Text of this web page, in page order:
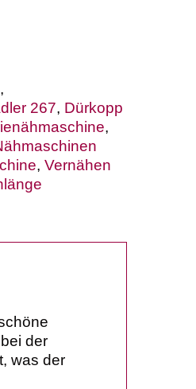
,
267, Dürkopp
,
, Vernähen
der
was der